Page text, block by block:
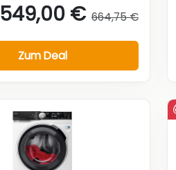
549,00 € 664,75 €
Zum Deal